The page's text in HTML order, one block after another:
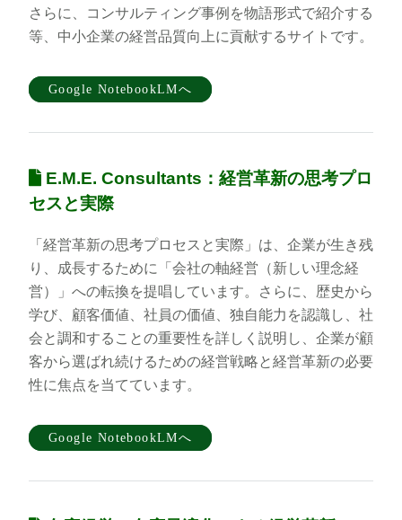
さらに、コンサルティング事例を物語形式で紹介する
等、中小企業の経営品質向上に貢献するサイトです。
Google NotebookLMへ
E.M.E. Consultants：経営革新の思考プロ
セスと実際
「経営革新の思考プロセスと実際」は、企業が生き残
り、成長するために「会社の軸経営（新しい理念経
営）」への転換を提唱しています。さらに、歴史から
学び、顧客価値、社員の価値、独自能力を認識し、社
会と調和することの重要性を詳しく説明し、企業が顧
客から選ばれ続けるための経営戦略と経営革新の必要
性に焦点を当てています。
Google NotebookLMへ